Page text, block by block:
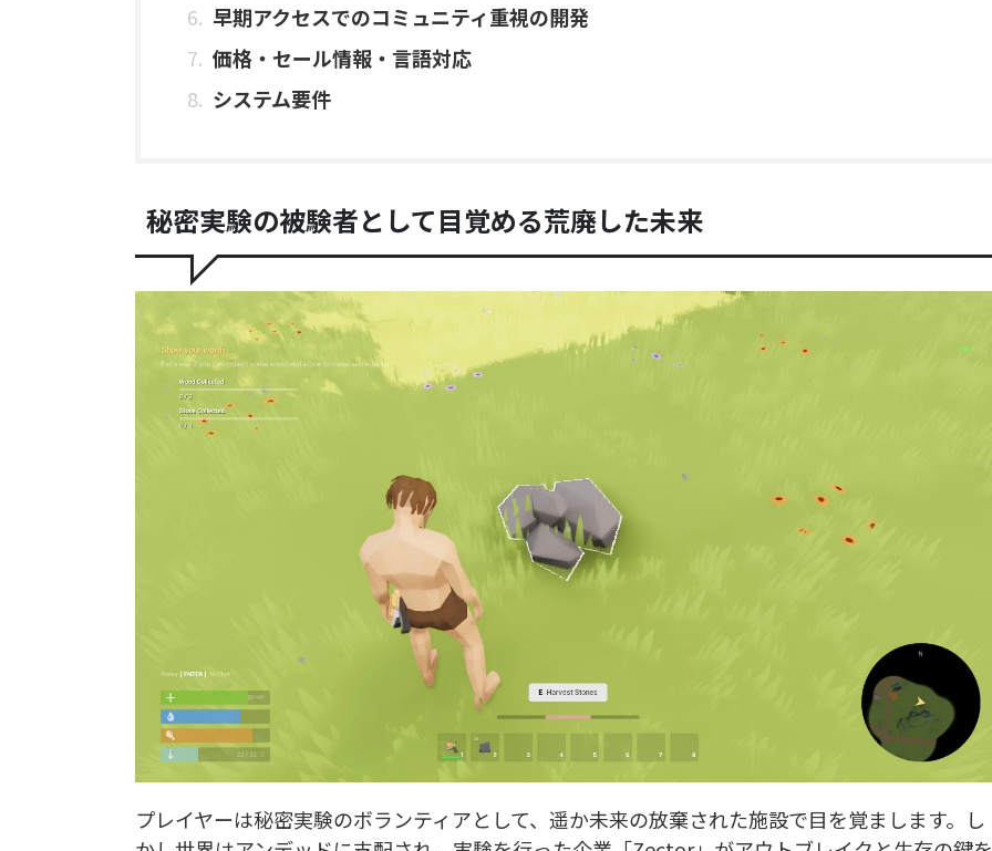
早期アクセスでのコミュニティ重視の開発
価格・セール情報・言語対応
システム要件
秘密実験の被験者として目覚める荒廃した未来
プレイヤーは秘密実験のボランティアとして、遥か未来の放棄された施設で目を覚まします。し